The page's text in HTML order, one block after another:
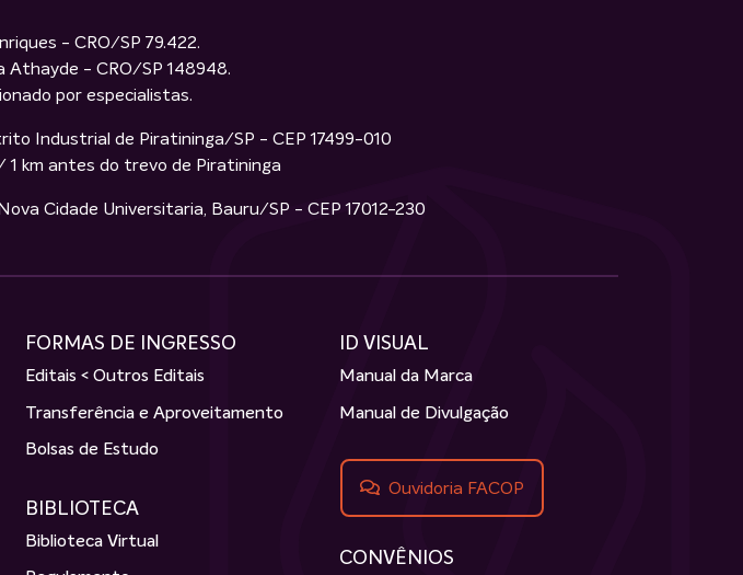
- CRO/SP 79.422.
Athayde - CRO/SP 148948.
por especialistas.
Industrial de Piratininga/SP - CEP 17499-010
1 km antes do trevo de Piratininga
Cidade Universitaria, Bauru/SP - CEP 17012-230
FORMAS DE INGRESSO
Editais < Outros Editais
Transferência e Aproveitamento
Bolsas de Estudo
BIBLIOTECA
Biblioteca Virtual
ID VISUAL
Manual da Marca
Manual de Divulgação
Ouvidoria FACOP
CONVÊNIOS